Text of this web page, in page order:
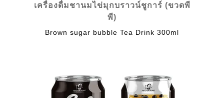
เครื่องดื่มชานมไข่มุกบราวน์ชูการ์ (ขวดพี
พี)
Brown sugar bubble Tea Drink 300ml